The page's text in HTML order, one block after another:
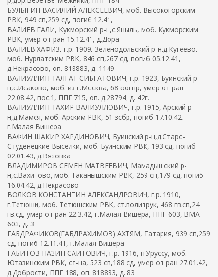
БУЛЫГИН ВАСИЛИЙ АЛЕКСЕЕВИЧ, моб. Высокогорским
РВК, 949 сп,259 сд, погиб 12.41,
ВАЛИЕВ ГАЛИ, Кукморский р-н,с.Яныль, моб. Кукморским
РВК, умер от ран 15.12.41, д.Дора
ВАЛИЕВ ХАФИЗ, г.р. 1909, Зеленодольский р-н,д.Кугеево,
моб. Нурлатским РВК, 846 сп,267 сд, погиб 05.12.41,
д.Некрасово, оп. 818883, д. 1149
ВАЛИУЛЛИН ТАЛГАТ СИБГАТОВИЧ, г.р. 1923, Буинский р-
н,с.Исаково, моб. из г.Москва, 68 оогнр, умер от ран
22.08.42, пос.1, ППГ 715, оп. д.28794, д. 42г.
ВАЛИУЛЛИН ТАХИР ВАЛИУЛЛОВИЧ, г.р. 1915, Арский р-
н,д.Мамся, моб. Арским РВК, 51 зсбр, погиб 17.10.42,
г.Малая Вишера
ВАФИН ШАКИР ХАРДИНОВИЧ, Буинский р-н,д.Старо-
Студенецкие Выселки, моб. Буинским РВК, 193 сд, погиб
02.01.43, д.Вязовка
ВЛАДИМИРОВ СЕМЕН МАТВЕЕВИЧ, Мамадышский р-
н,с.Вахитово, моб. Таканышским РВК, 259 сп,179 сд, погиб
16.04.42, д.Некрасово
ВОЛКОВ КОНСТАНТИН АЛЕКСАНДРОВИЧ, г.р. 1910,
г.Тетюши, моб. Тетюшским РВК, ст.политрук, 468 гв.сп,24
гв.сд, умер от ран 22.3.42, г.Малая Вишера, ППГ 603, ВМА
603, д. 3
ГАБДРАФИКОВ(ГАБДРАХИМОВ) АХТЯМ, Татария, 939 сп,259
сд, погиб 12.11.41, г.Малая Вишера
ГАБИТОВ НАЗИП САИТОВИЧ, г.р. 1916, п.Уруссу, моб.
Ютазинским РВК, ст-на, 523 сп,188 сд, умер от ран 27.01.42,
д.Добрости, ППГ 188, оп. 818883, д. 83